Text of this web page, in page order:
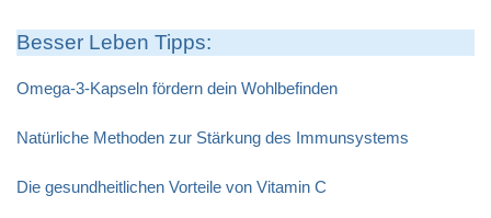
Besser Leben Tipps:
Omega-3-Kapseln fördern dein Wohlbefinden
Natürliche Methoden zur Stärkung des Immunsystems
Die gesundheitlichen Vorteile von Vitamin C